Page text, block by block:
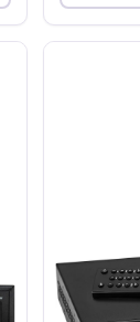
Omnitronic